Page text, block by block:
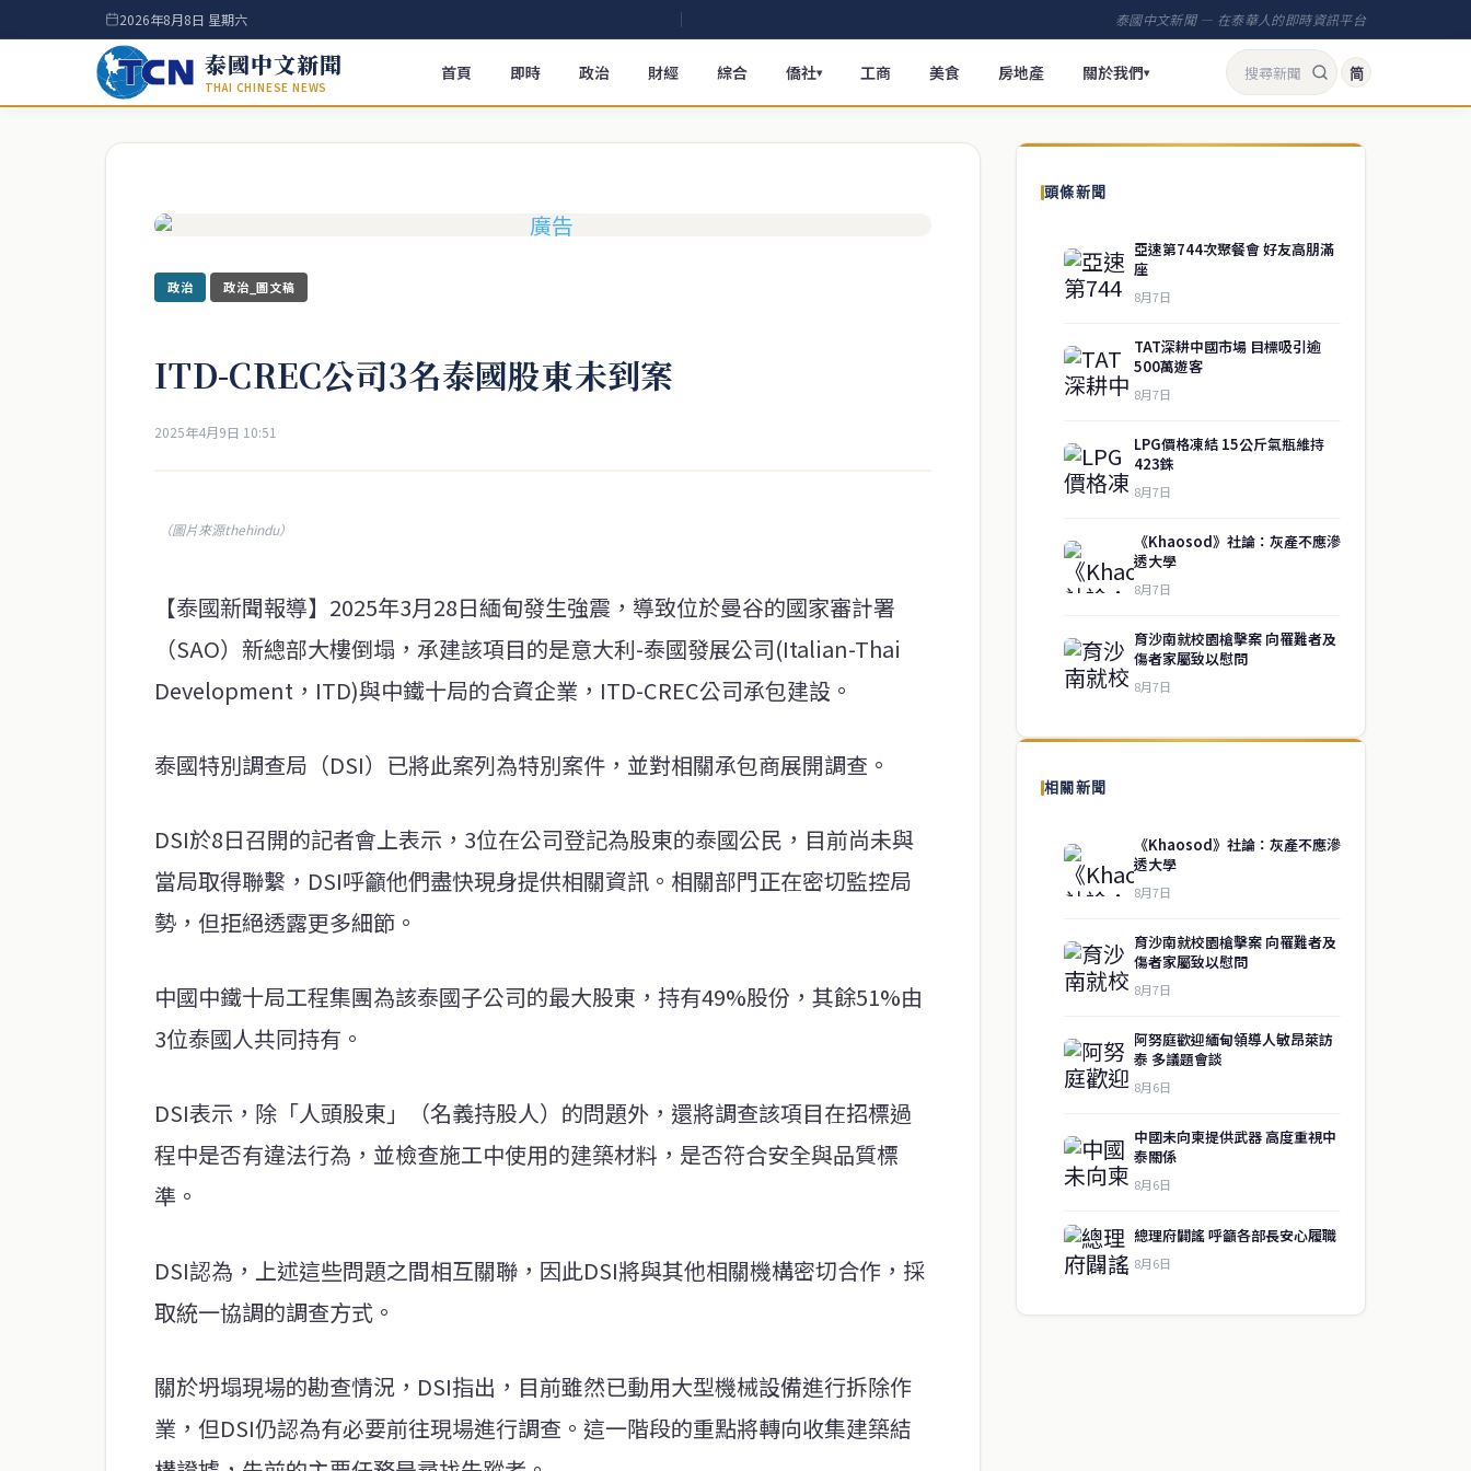
2026年8月8日 星期六 泰國中文新聞 — 在泰華人的即時資訊平台
泰國中文新聞
THAI CHINESE NEWS
首頁 即時 政治 財經 綜合 僑社▾ 工商 美食 房地產 關於我們▾ 简
政治 政治_圖文稿
ITD-CREC公司3名泰國股東未到案
2025年4月9日 10:51
（圖片來源thehindu）
【泰國新聞報導】2025年3月28日緬甸發生強震，導致位於曼谷的國家審計署
（SAO）新總部大樓倒塌，承建該項目的是意大利-泰國發展公司(Italian-Thai
Development，ITD)與中鐵十局的合資企業，ITD-CREC公司承包建設。
泰國特別調查局（DSI）已將此案列為特別案件，並對相關承包商展開調查。
DSI於8日召開的記者會上表示，3位在公司登記為股東的泰國公民，目前尚未與
當局取得聯繫，DSI呼籲他們盡快現身提供相關資訊。相關部門正在密切監控局
勢，但拒絕透露更多細節。
中國中鐵十局工程集團為該泰國子公司的最大股東，持有49%股份，其餘51%由
3位泰國人共同持有。
DSI表示，除「人頭股東」（名義持股人）的問題外，還將調查該項目在招標過
程中是否有違法行為，並檢查施工中使用的建築材料，是否符合安全與品質標
準。
DSI認為，上述這些問題之間相互關聯，因此DSI將與其他相關機構密切合作，採
取統一協調的調查方式。
關於坍塌現場的勘查情況，DSI指出，目前雖然已動用大型機械設備進行拆除作
業，但DSI仍認為有必要前往現場進行調查。這一階段的重點將轉向收集建築結
頭條新聞
亞速第744次聚餐會 好友高朋滿
座
8月7日
TAT深耕中國市場 目標吸引逾
500萬遊客
8月7日
LPG價格凍結 15公斤氣瓶維持
423銖
8月7日
《Khaosod》社論：灰產不應滲
透大學
8月7日
育沙南就校園槍擊案 向罹難者及
傷者家屬致以慰問
8月7日
相關新聞
《Khaosod》社論：灰產不應滲
透大學
8月7日
育沙南就校園槍擊案 向罹難者及
傷者家屬致以慰問
8月7日
阿努庭歡迎緬甸領導人敏昂萊訪
泰 多議題會談
8月6日
中國未向柬提供武器 高度重視中
泰關係
8月6日
總理府闢謠 呼籲各部長安心履職
8月6日